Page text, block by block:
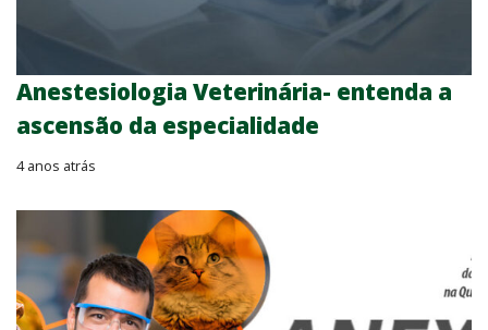
Anestesiologia Veterinária- entenda a
ascensão da especialidade
4 anos atrás